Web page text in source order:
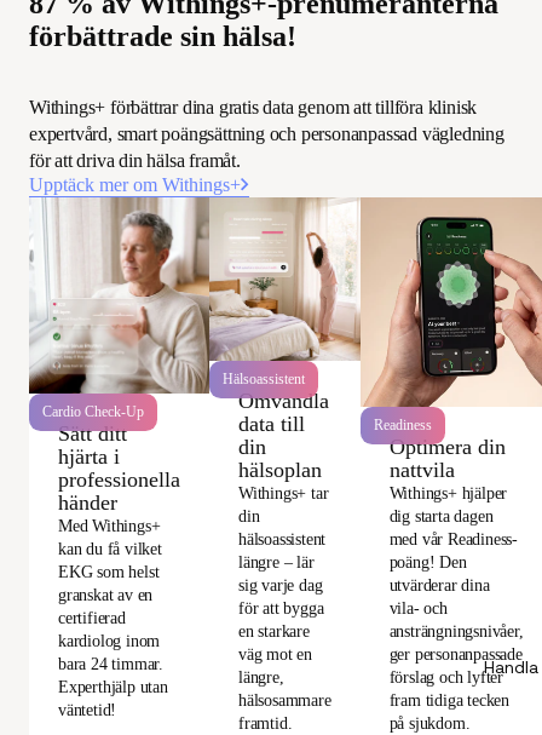
förbättrade sin hälsa!
Withings+ förbättrar dina gratis data genom att tillföra klinisk
expertvård, smart poängsättning och personanpassad vägledning
för att driva din hälsa framåt.
Upptäck mer om Withings+
Cardio Check-Up
Sätt ditt
hjärta i
professionella
händer
Med Withings+
kan du få vilket
EKG som helst
granskat av en
certifierad
kardiolog inom
bara 24 timmar.
Experthjälp utan
väntetid!
Hälsoassistent
Omvandla
data till
din
hälsoplan
Withings+ tar
din
hälsoassistent
längre – lär
sig varje dag
för att bygga
en starkare
väg mot en
längre,
hälsosammare
framtid.
Readiness
Optimera din
nattvila
Withings+ hjälper
dig starta dagen
med vår Readiness-
poäng! Den
utvärderar dina
vila- och
ansträngningsnivåer,
ger personanpassade
förslag och lyfter
fram tidiga tecken
på sjukdom.